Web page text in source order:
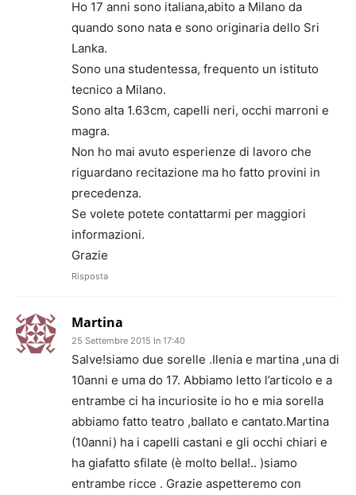
Ho 17 anni sono italiana,abito a Milano da
quando sono nata e sono originaria dello Sri
Lanka.
Sono una studentessa, frequento un istituto
tecnico a Milano.
Sono alta 1.63cm, capelli neri, occhi marroni e
magra.
Non ho mai avuto esperienze di lavoro che
riguardano recitazione ma ho fatto provini in
precedenza.
Se volete potete contattarmi per maggiori
informazioni.
Grazie
Risposta
Martina
25 Settembre 2015 In 17:40
Salve!siamo due sorelle .Ilenia e martina ,una di
10anni e uma do 17. Abbiamo letto l’articolo e a
entrambe ci ha incuriosite io ho e mia sorella
abbiamo fatto teatro ,ballato e cantato.Martina
(10anni) ha i capelli castani e gli occhi chiari e
ha giafatto sfilate (è molto bella!.. )siamo
entrambe ricce . Grazie aspetteremo con